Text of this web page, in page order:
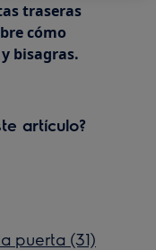
traseras
cómo
bisagras.
artículo?
puerta (31)